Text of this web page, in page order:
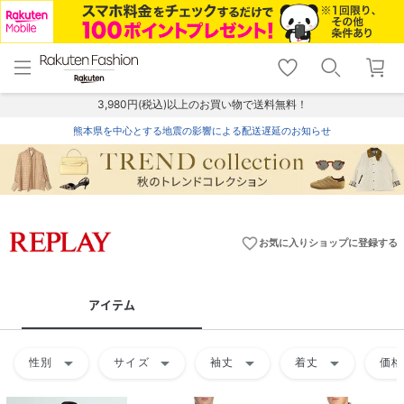
menu home
トップ
shopping_cart lock_outline
ログイン
3,980円(税込)以上のお買い物で送料無料！
熊本県を中心とする地震の影響による配送遅延のお知らせ
favorite_borderお気に入りショップに登録する
アイテム
性別 arrow_drop_down サイズ arrow_drop_down 袖丈 arrow_drop_down 着丈 arrow_drop_down 価格